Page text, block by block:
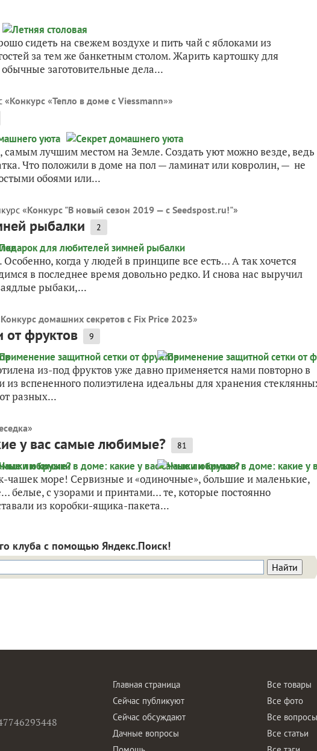
сидеть на свежем воздухе и пить чай с яблоками из
за тем же банкетным столом. Жарить картошку для
обычные заготовительные дела...
«Конкурс «Тепло в доме с Viessmann»»
лучшим местом на Земле. Создать уют можно везде, ведь
Что положили в доме на пол — ламинат или ковролин, — не
обоями или...
«Конкурс "В новый сезон 2019 — с Seedspost.ru!"»
рыбалки 2
когда у людей в принципе все есть… А так хочется
в последнее время довольно редко. И снова нас выручил
рыбаки,...
Конкурс домашних секретов с Fix Price 2023»
от фруктов 9
из-под фруктов уже давно применяется нами повторно в
вспененного полиэтилена идеальны для хранения
разных...
»
у вас самые любимые? 81
чашек море! Сервизные и «одиночные», большие и маленькие,
белые, с узорами и принтами… те, которые постоянно
из коробки-ящика-пакета...
клуба с помощью Яндекс.Поиск!
Главная страница
Сейчас публикуют
Сейчас обсуждают
Дачные вопросы
Все товары
Все фото
Все вопросы
Все статьи